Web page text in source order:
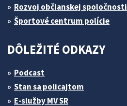
Rozvoj občianskej spoločnosti
Športové centrum polície
DÔLEŽITÉ ODKAZY
Podcast
Stan sa policajtom
E-služby MV SR